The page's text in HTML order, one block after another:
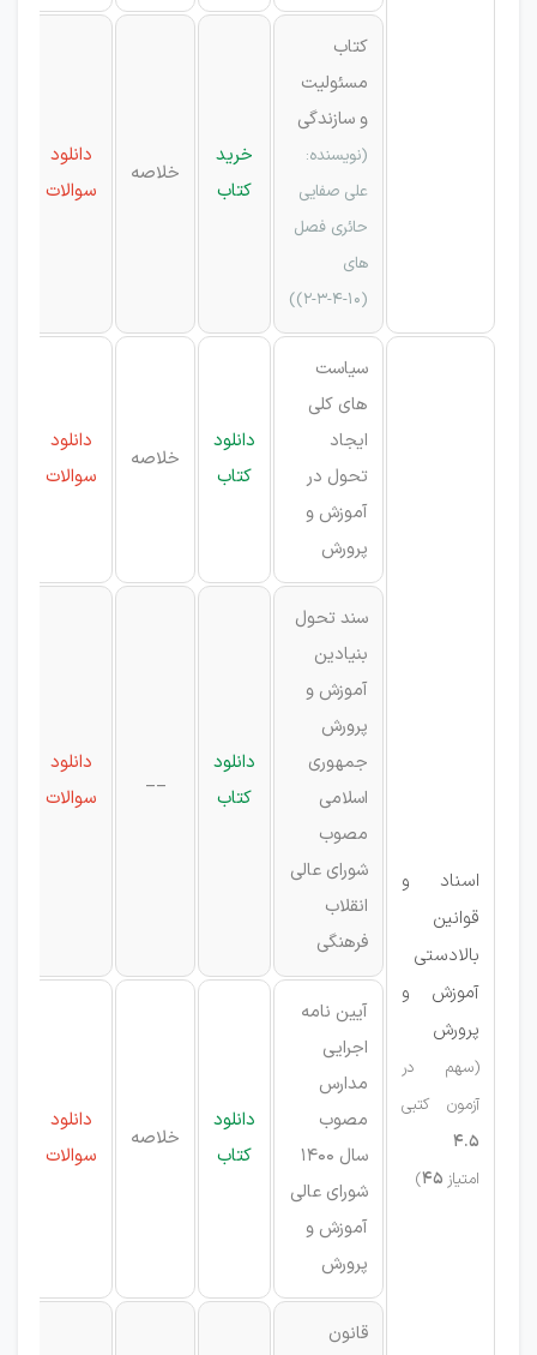
کتاب
مسئولیت
و سازندگی
(نویسنده:
علی صفایی
حائری فصل
های
(۱۰-۴-۳-۲))
خرید
کتاب
خلاصه
دانلود
سوالات
اسناد و
قوانین
بالادستی
آموزش و
پرورش
(سهم در
آزمون کتبی
4.5
امتیاز
)
سیاست
های کلی
ایجاد
تحول در
آموزش و
پرورش
دانلود
کتاب
خلاصه
دانلود
سوالات
سند تحول
بنیادین
آموزش و
پرورش
جمهوری
اسلامی
مصوب
شورای عالی
انقلاب
فرهنگی
دانلود
کتاب
__
دانلود
سوالات
آیین نامه
اجرایی
مدارس
مصوب
سال ۱۴۰۰
شورای عالی
آموزش و
پرورش
دانلود
کتاب
خلاصه
دانلود
سوالات
قانون